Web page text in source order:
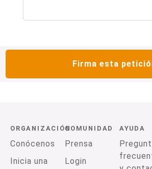
Firma esta
ORGANIZACIÓN
Conócenos
Inicia una
COMUNIDAD
Prensa
Login
AYUDA